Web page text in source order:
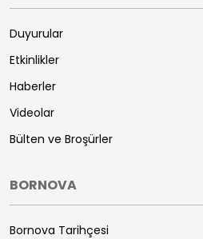
Duyurular
Etkinlikler
Haberler
Videolar
Bülten ve Broşürler
BORNOVA
Bornova Tarihçesi